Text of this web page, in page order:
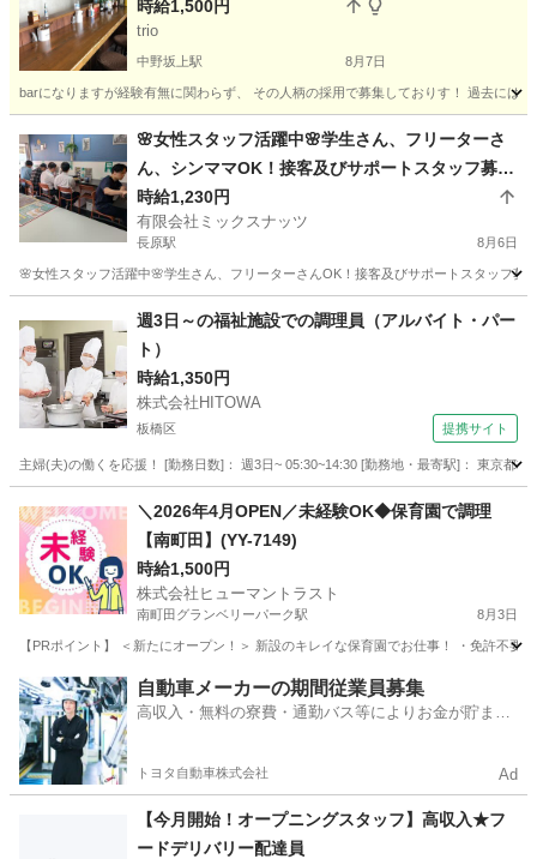
時給1,500円
trio
中野坂上駅 8月7日
barになりますが経験有無に関わらず、 その人柄の採用で募集しておりす！ 過去には
中野坂上駅 飲食 ソムリエ
🌸女性スタッフ活躍中🌸学生さん、フリーターさ
ん、シンママOK！接客及びサポートスタッフ募
集！
時給1,230円
有限会社ミックスナッツ
長原駅 8月6日
🌸女性スタッフ活躍中🌸学生さん、フリーターさんOK！接客及びサポートスタッフ
長原駅 カフェ スタッフ
週3日～の福祉施設での調理員（アルバイト・パー
ト）
時給1,350円
株式会社HITOWA
板橋区 提携サイト
主婦(夫)の働くを応援！ [勤務日数]： 週3日~ 05:30~14:30 [勤務地・最寄駅]： 東京都
＼2026年4月OPEN／未経験OK◆保育園で調理
【南町田】(YY-7149)
時給1,500円
株式会社ヒューマントラスト
南町田グランベリーパーク駅 8月3日
【PRポイント】 ＜新たにオープン！＞ 新設のキレイな保育園でお仕事！ ・免許不
東京 町田市 南町田グランベリーパーク駅 キッチン
自動車メーカーの期間従業員募集
高収入・無料の寮費・通勤バス等によりお金が貯まり
トヨタ自動車株式会社 Ad
【今月開始！オープニングスタッフ】高収入★フ
ードデリバリー配達員